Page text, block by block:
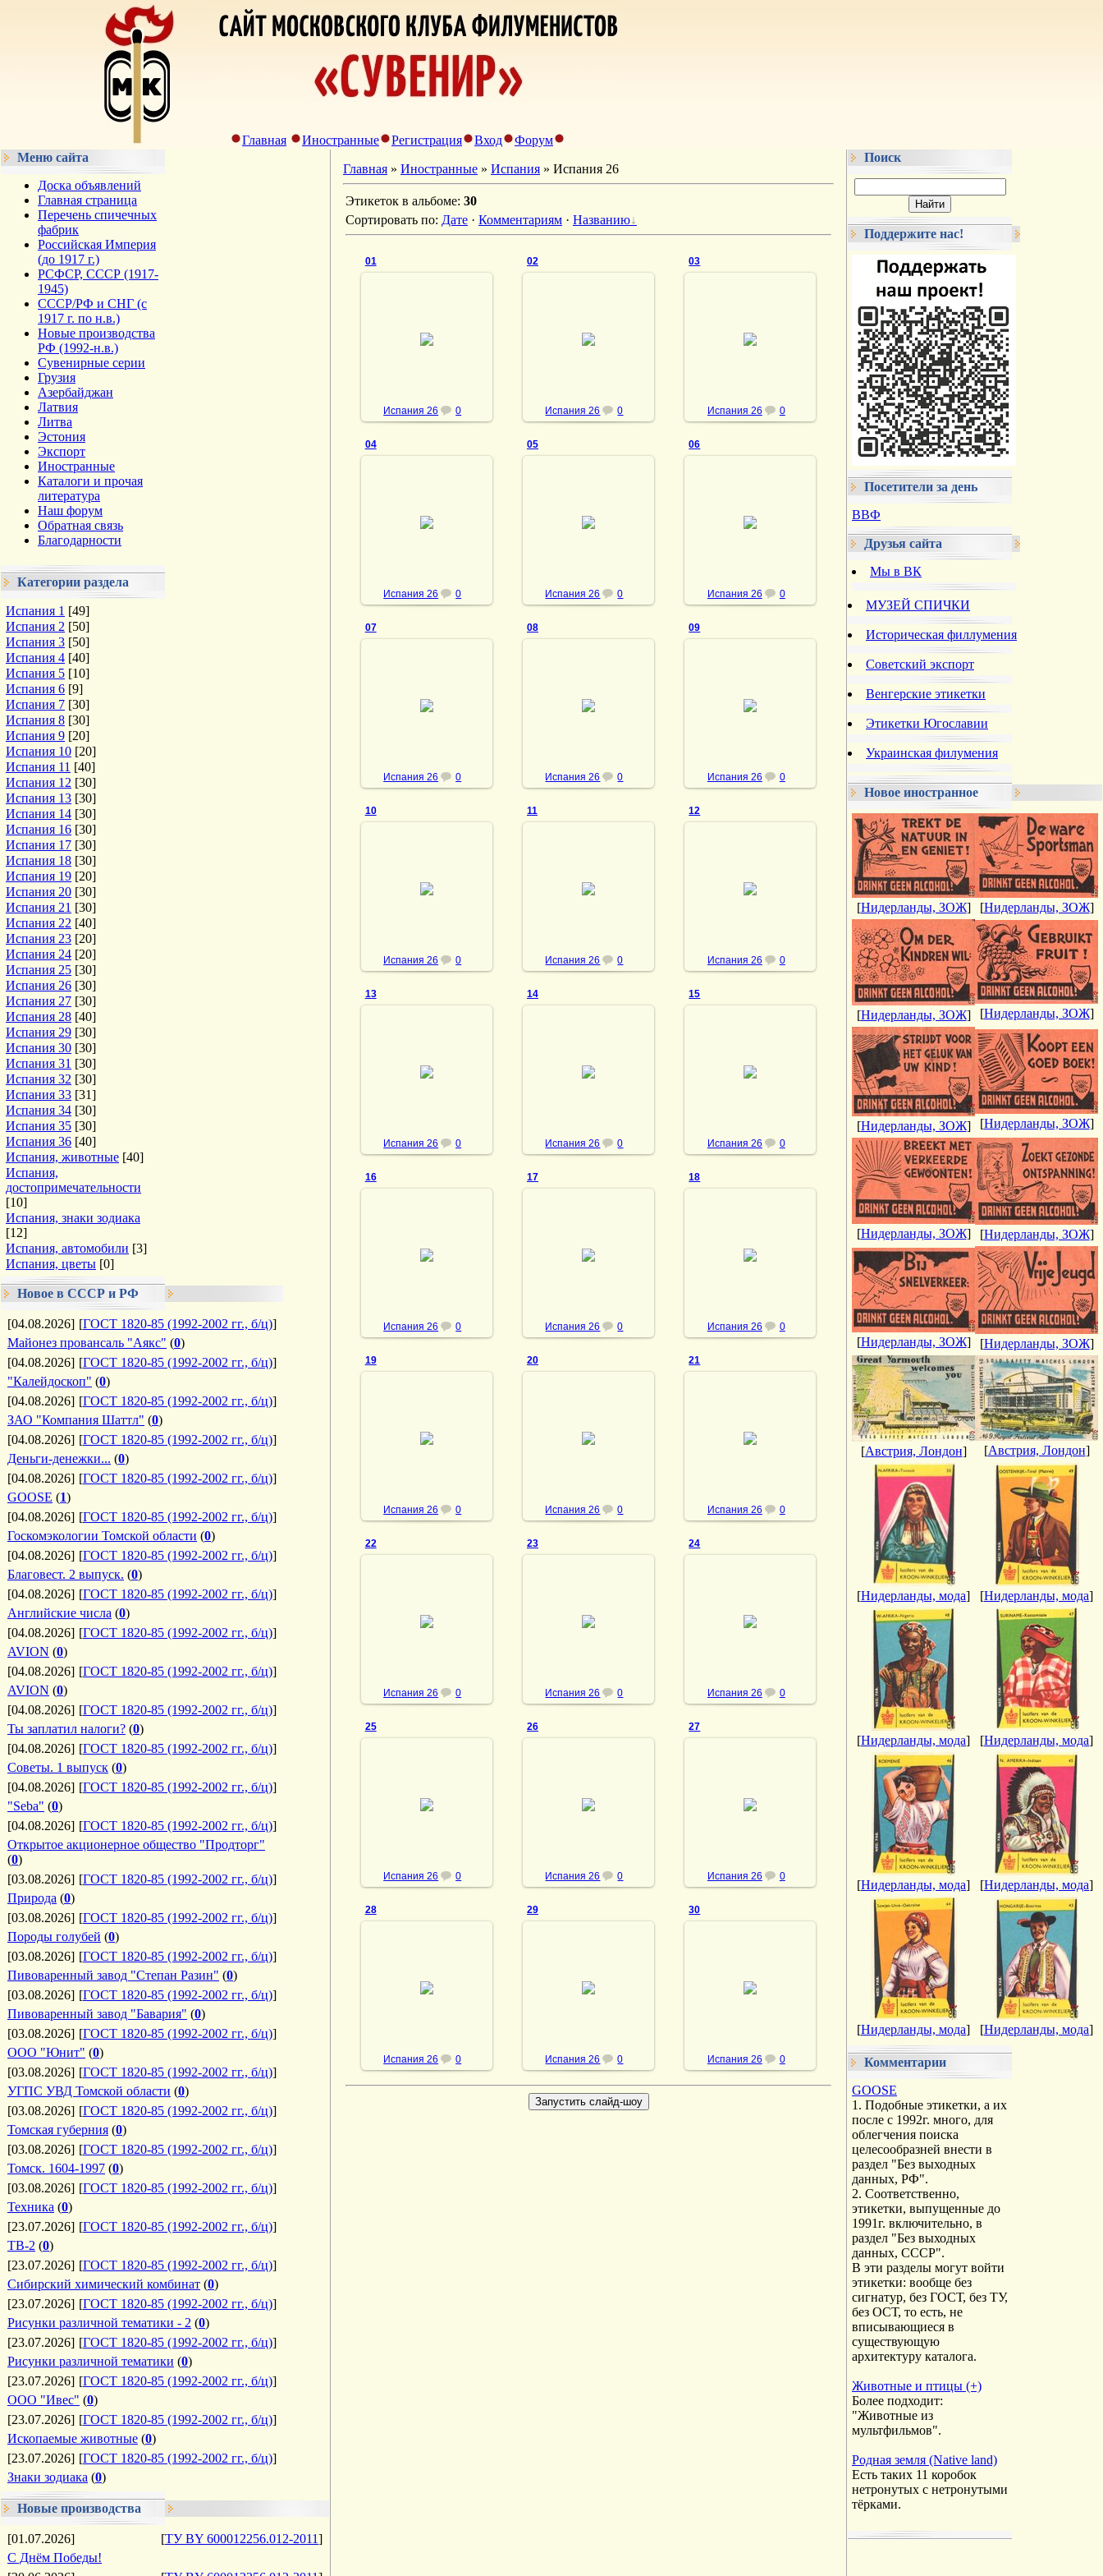
Главная Иностранные Регистрация Вход
Форум
Меню сайта
Доска объявлений
Главная страница
Перечень спичечных
фабрик
Российская Империя
(до 1917 г.)
РСФСР, СССР (1917-
1945)
СССР/РФ и СНГ (с
1917 г. по н.в.)
Новые производства
РФ (1992-н.в.)
Сувенирные серии
Грузия
Азербайджан
Латвия
Литва
Эстония
Экспорт
Иностранные
Каталоги и прочая
литература
Наш форум
Обратная связь
Благодарности
Категории раздела
Испания 1 [49]
Испания 2 [50]
Испания 3 [50]
Испания 4 [40]
Испания 5 [10]
Испания 6 [9]
Испания 7 [30]
Испания 8 [30]
Испания 9 [20]
Испания 10 [20]
Испания 11 [40]
Испания 12 [30]
Испания 13 [30]
Испания 14 [30]
Испания 16 [30]
Испания 17 [30]
Испания 18 [30]
Испания 19 [20]
Испания 20 [30]
Испания 21 [30]
Испания 22 [40]
Испания 23 [20]
Испания 24 [20]
Испания 25 [30]
Испания 26 [30]
Испания 27 [30]
Испания 28 [40]
Испания 29 [30]
Испания 30 [30]
Испания 31 [30]
Испания 32 [30]
Испания 33 [31]
Испания 34 [30]
Испания 35 [30]
Испания 36 [40]
Испания, животные [40]
Испания,
достопримечательности
[10]
Испания, знаки зодиака
[12]
Испания, автомобили [3]
Испания, цветы [0]
Новое в СССР и РФ
[04.08.2026] [ГОСТ 1820-85 (1992-2002 гг., б/ц)]
Майонез провансаль "Аякс" (0)
[04.08.2026] [ГОСТ 1820-85 (1992-2002 гг., б/ц)]
"Калейдоскоп" (0)
[04.08.2026] [ГОСТ 1820-85 (1992-2002 гг., б/ц)]
ЗАО "Компания Шаттл" (0)
[04.08.2026] [ГОСТ 1820-85 (1992-2002 гг., б/ц)]
Деньги-денежки... (0)
[04.08.2026] [ГОСТ 1820-85 (1992-2002 гг., б/ц)]
GOOSE (1)
[04.08.2026] [ГОСТ 1820-85 (1992-2002 гг., б/ц)]
Госкомэкологии Томской области (0)
[04.08.2026] [ГОСТ 1820-85 (1992-2002 гг., б/ц)]
Благовест. 2 выпуск. (0)
[04.08.2026] [ГОСТ 1820-85 (1992-2002 гг., б/ц)]
Английские числа (0)
[04.08.2026] [ГОСТ 1820-85 (1992-2002 гг., б/ц)]
AVION (0)
[04.08.2026] [ГОСТ 1820-85 (1992-2002 гг., б/ц)]
AVION (0)
[04.08.2026] [ГОСТ 1820-85 (1992-2002 гг., б/ц)]
Ты заплатил налоги? (0)
[04.08.2026] [ГОСТ 1820-85 (1992-2002 гг., б/ц)]
Советы. 1 выпуск (0)
[04.08.2026] [ГОСТ 1820-85 (1992-2002 гг., б/ц)]
"Seba" (0)
[04.08.2026] [ГОСТ 1820-85 (1992-2002 гг., б/ц)]
Открытое акционерное общество "Продторг"
(0)
[03.08.2026] [ГОСТ 1820-85 (1992-2002 гг., б/ц)]
Природа (0)
[03.08.2026] [ГОСТ 1820-85 (1992-2002 гг., б/ц)]
Породы голубей (0)
[03.08.2026] [ГОСТ 1820-85 (1992-2002 гг., б/ц)]
Пивоваренный завод "Степан Разин" (0)
[03.08.2026] [ГОСТ 1820-85 (1992-2002 гг., б/ц)]
Пивоваренный завод "Бавария" (0)
[03.08.2026] [ГОСТ 1820-85 (1992-2002 гг., б/ц)]
ООО "Юнит" (0)
[03.08.2026] [ГОСТ 1820-85 (1992-2002 гг., б/ц)]
УГПС УВД Томской области (0)
[03.08.2026] [ГОСТ 1820-85 (1992-2002 гг., б/ц)]
Томская губерния (0)
[03.08.2026] [ГОСТ 1820-85 (1992-2002 гг., б/ц)]
Томск. 1604-1997 (0)
[03.08.2026] [ГОСТ 1820-85 (1992-2002 гг., б/ц)]
Техника (0)
[23.07.2026] [ГОСТ 1820-85 (1992-2002 гг., б/ц)]
ТВ-2 (0)
[23.07.2026] [ГОСТ 1820-85 (1992-2002 гг., б/ц)]
Сибирский химический комбинат (0)
[23.07.2026] [ГОСТ 1820-85 (1992-2002 гг., б/ц)]
Рисунки различной тематики - 2 (0)
[23.07.2026] [ГОСТ 1820-85 (1992-2002 гг., б/ц)]
Рисунки различной тематики (0)
[23.07.2026] [ГОСТ 1820-85 (1992-2002 гг., б/ц)]
ООО "Ивес" (0)
[23.07.2026] [ГОСТ 1820-85 (1992-2002 гг., б/ц)]
Ископаемые животные (0)
[23.07.2026] [ГОСТ 1820-85 (1992-2002 гг., б/ц)]
Знаки зодиака (0)
Новые производства
[01.07.2026] [ТУ BY 600012256.012-2011]
С Днём Победы!
Главная » Иностранные » Испания » Испания 26
Этикеток в альбоме: 30
Сортировать по: Дате · Комментариям · Названию
01
Испания 26 0
02
Испания 26 0
03
Испания 26 0
04
Испания 26 0
05
Испания 26 0
06
Испания 26 0
07
Испания 26 0
08
Испания 26 0
09
Испания 26 0
10
Испания 26 0
11
Испания 26 0
12
Испания 26 0
13
Испания 26 0
14
Испания 26 0
15
Испания 26 0
16
Испания 26 0
17
Испания 26 0
18
Испания 26 0
19
Испания 26 0
20
Испания 26 0
21
Испания 26 0
22
Испания 26 0
23
Испания 26 0
24
Испания 26 0
25
Испания 26 0
26
Испания 26 0
27
Испания 26 0
28
Испания 26 0
29
Испания 26 0
30
Испания 26 0
Поиск
Поддержите нас!
Посетители за день
ВВФ
Друзья сайта
Мы в ВК
МУЗЕЙ СПИЧКИ
Историческая филлумения
Советский экспорт
Венгерские этикетки
Этикетки Югославии
Украинская филумения
Новое иностранное
[Нидерланды, ЗОЖ] [Нидерланды, ЗОЖ]
[Нидерланды, ЗОЖ] [Нидерланды, ЗОЖ]
[Нидерланды, ЗОЖ] [Нидерланды, ЗОЖ]
[Нидерланды, ЗОЖ] [Нидерланды, ЗОЖ]
[Нидерланды, ЗОЖ] [Нидерланды, ЗОЖ]
[Австрия, Лондон] [Австрия, Лондон]
[Нидерланды, мода] [Нидерланды, мода]
[Нидерланды, мода] [Нидерланды, мода]
[Нидерланды, мода] [Нидерланды, мода]
[Нидерланды, мода] [Нидерланды, мода]
Комментарии
GOOSE
1. Подобные этикетки, а их
после с 1992г. много, для
облегчения поиска
целесообразней внести в
раздел "Без выходных
данных, РФ".
2. Соответственно,
этикетки, выпущенные до
1991г. включительно, в
раздел "Без выходных
данных, СССР".
В эти разделы могут войти
этикетки: вообще без
сигнатур, без ГОСТ, без ТУ,
без ОСТ, то есть, не
вписывающиеся в
существующую
архитектуру каталога.
Животные и птицы (+)
Более подходит:
"Животные из
мультфильмов".
Родная земля (Native land)
Есть таких 11 коробок
нетронутых с нетронутыми
тёрками.